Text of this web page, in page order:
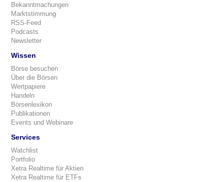
Bekanntmachungen
Marktstimmung
RSS-Feed
Podcasts
Newsletter
Wissen
Börse besuchen
Über die Börsen
Wertpapiere
Handeln
Börsenlexikon
Publikationen
Events und Webinare
Services
Watchlist
Portfolio
Xetra Realtime für Aktien
Xetra Realtime für ETFs